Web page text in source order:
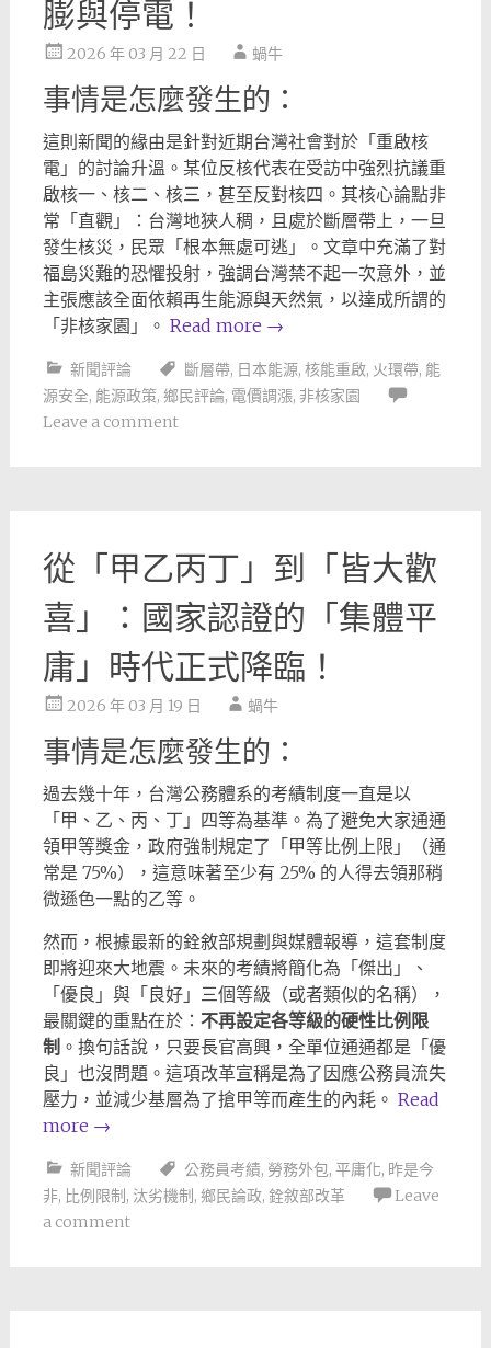
膨與停電！
2026 年 03 月 22 日 蝸牛
事情是怎麼發生的：
這則新聞的緣由是針對近期台灣社會對於「重啟核
電」的討論升溫。某位反核代表在受訪中強烈抗議重
啟核一、核二、核三，甚至反對核四。其核心論點非
常「直觀」：台灣地狹人稠，且處於斷層帶上，一旦
發生核災，民眾「根本無處可逃」。文章中充滿了對
福島災難的恐懼投射，強調台灣禁不起一次意外，並
主張應該全面依賴再生能源與天然氣，以達成所謂的
「非核家園」。 Read more →
新聞評論 斷層帶, 日本能源, 核能重啟, 火環帶, 能
源安全, 能源政策, 鄉民評論, 電價調漲, 非核家園
Leave a comment
從「甲乙丙丁」到「皆大歡
喜」：國家認證的「集體平
庸」時代正式降臨！
2026 年 03 月 19 日 蝸牛
事情是怎麼發生的：
過去幾十年，台灣公務體系的考績制度一直是以
「甲、乙、丙、丁」四等為基準。為了避免大家通通
領甲等獎金，政府強制規定了「甲等比例上限」（通
常是 75%），這意味著至少有 25% 的人得去領那稍
微遜色一點的乙等。
然而，根據最新的銓敘部規劃與媒體報導，這套制度
即將迎來大地震。未來的考績將簡化為「傑出」、
「優良」與「良好」三個等級（或者類似的名稱），
最關鍵的重點在於： 不再設定各等級的硬性比例限
制 。換句話說，只要長官高興，全單位通通都是「優
良」也沒問題。這項改革宣稱是為了因應公務員流失
壓力，並減少基層為了搶甲等而產生的內耗。 Read
more →
新聞評論 公務員考績, 勞務外包, 平庸化, 昨是今
非, 比例限制 , 汰劣機制 , 鄉民論政, 銓敘部改革
Leave
a comment